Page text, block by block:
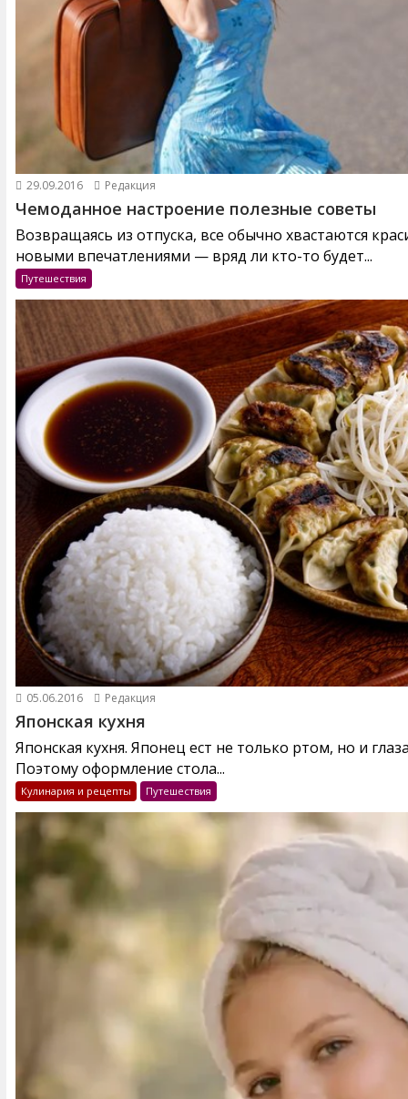
29.09.2016 Редакция
Чемоданное настроение полезные советы
Возвращаясь из отпуска, все обычно хвастаются
новыми впечатлениями — вряд ли кто-то будет...
Путешествия
05.06.2016 Редакция
Японская кухня
Японская кухня. Японец ест не только ртом, но и
Поэтому оформление стола...
Кулинария и рецепты Путешествия